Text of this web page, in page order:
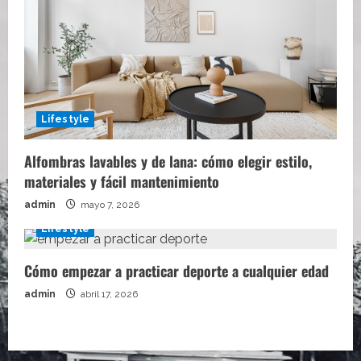
Lifestyle
Alfombras lavables y de lana: cómo elegir estilo,
materiales y fácil mantenimiento
admin mayo 7, 2026
Lifestyle
Cómo empezar a practicar deporte a cualquier edad
admin abril 17, 2026